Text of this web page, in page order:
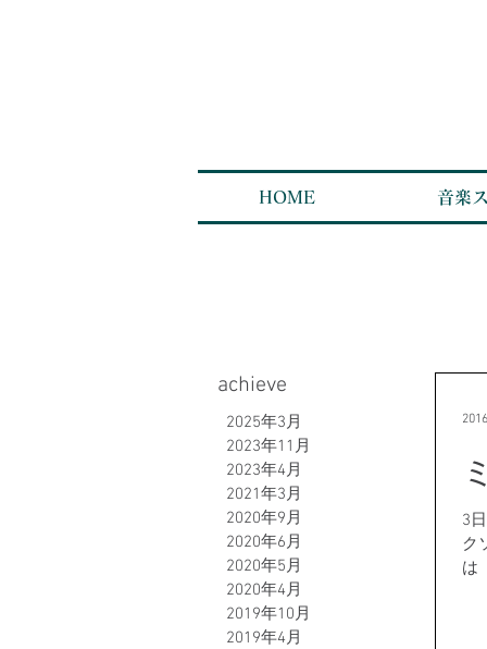
HOME 音楽
3
ク
は
2025年3月
2023年11月
2023年4月
2021年3月
2020年9月
2020年6月
2020年5月
2020年4月
2019年10月
2019年4月
achieve